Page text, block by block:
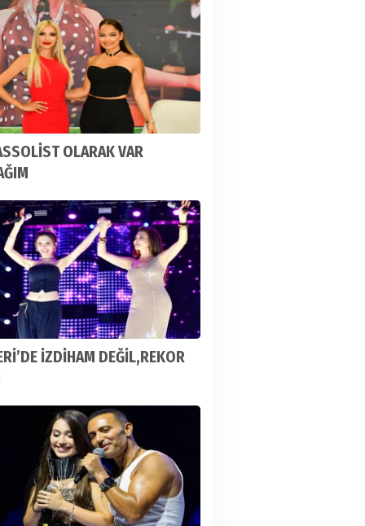
OLARAK VAR
İZDİHAM DEĞİL,REKOR